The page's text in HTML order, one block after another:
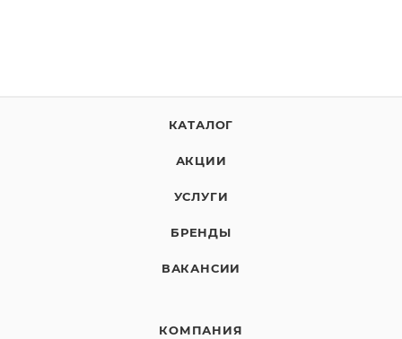
КАТАЛОГ
АКЦИИ
УСЛУГИ
БРЕНДЫ
ВАКАНСИИ
КОМПАНИЯ